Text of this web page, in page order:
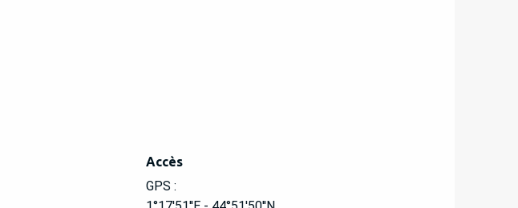
Accès
Accès
GPS :